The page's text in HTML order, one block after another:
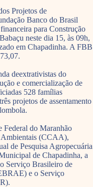
Projetos de
Banco do Brasil
para Construção
neste dia 15, às 09h,
em Chapadinha. A FBB
deextrativistas do
e comercialização de
528 famílias
projetos de assentamento
Federal do Maranhão
(CCAA),
de Pesquisa Agropecuária
de Chapadinha, a
Serviço Brasileiro de
e o Serviço